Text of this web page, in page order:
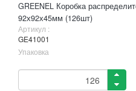
GREENEL Коробка
92х92х45мм (126шт)
Артикул :
GE41001
Упаковка